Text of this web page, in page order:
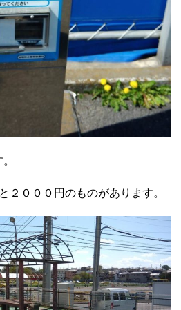
２０００円のものがあります。